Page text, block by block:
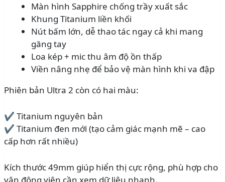
Màn hình Sapphire chống trầy xuất sắc
Khung Titanium liền khối
Nút bấm lớn, dễ thao tác ngay cả khi mang
găng tay
Loa kép + mic thu âm độ ồn thấp
Viền nâng nhẹ để bảo vệ màn hình khi va đập
Phiên bản Ultra 2 còn có hai màu:
✔ Titanium nguyên bản
✔ Titanium đen mới (tạo cảm giác mạnh mẽ – cao
cấp hơn rất nhiều)
Kích thước 49mm giúp hiển thị cực rộng, phù hợp cho